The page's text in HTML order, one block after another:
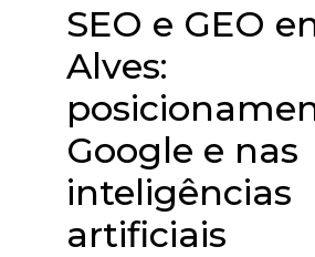
SEO e GEO
Alves:
Google e nas
inteligências
artificiais